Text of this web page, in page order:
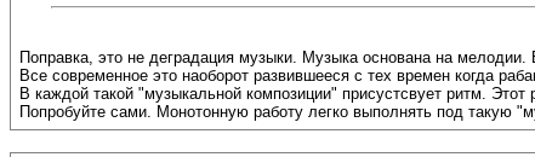
Поправка, это не деградация музыки. Музыка основана на
Все современное это наоборот развившееся с тех времен когда
В каждой такой "музыкальной композиции" присустсвует ритм.
Попробуйте сами. Монотонную работу легко выполнять под такую